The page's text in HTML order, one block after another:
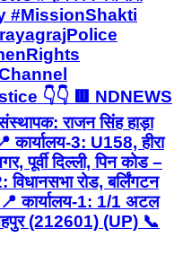
राजन सिंह हाड़ा
कार्यालय-3: U158, हीरा
पूर्वी दिल्ली, पिन कोड –
रोड, बर्लिंगटन
कार्यालय-1: 1/1 अटल
फतेहपुर (212601) (UP) 📞